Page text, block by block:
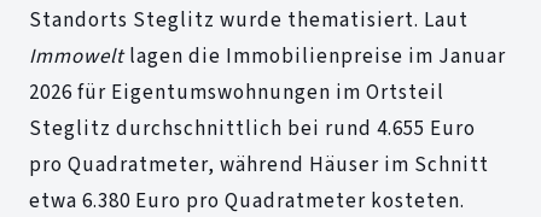
Standorts Steglitz wurde thematisiert. Laut
Immoweltlagen die Immobilienpreise im Januar
2026 für Eigentumswohnungen im Ortsteil
Steglitz durchschnittlich bei rund 4.655 Euro
pro Quadratmeter, während Häuser im Schnitt
etwa 6.380 Euro pro Quadratmeter kosteten.